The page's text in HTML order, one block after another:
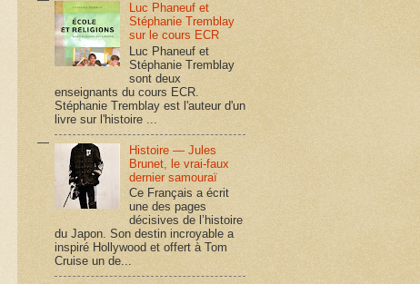
Luc Phaneuf et
Stéphanie Tremblay
sur le cours ECR
Luc Phaneuf et
Stéphanie Tremblay
sont deux
enseignants du cours ECR.
Stéphanie Tremblay est l'auteur d'un
livre sur l'histoire ...
Histoire — Jules
Brunet, le vrai-faux
dernier samouraï
Ce Français a écrit
une des pages
décisives de l’histoire
du Japon. Son destin incroyable a
inspiré Hollywood et offert à Tom
Cruise un de...